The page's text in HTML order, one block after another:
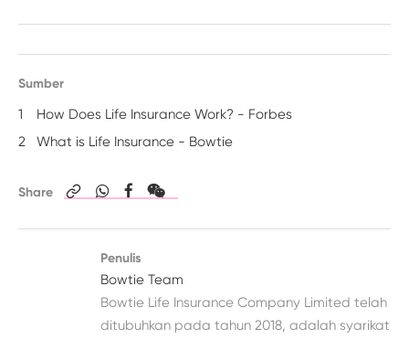
Sumber
1
How Does Life Insurance Work? - Forbes
2
What is Life Insurance - Bowtie
Share
Penulis
Bowtie Team
Bowtie Life Insurance Company Limited telah
ditubuhkan pada tahun 2018, adalah syarikat